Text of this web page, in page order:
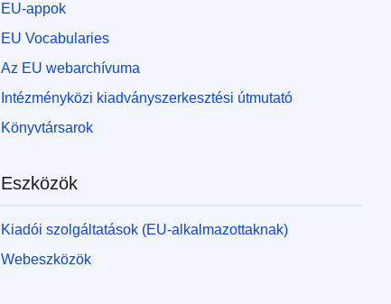
EU-appok
EU Vocabularies
Az EU webarchívuma
Intézményközi kiadványszerkesztési útmutató
Könyvtársarok
Eszközök
Kiadói szolgáltatások (EU-alkalmazottaknak)
Webeszközök